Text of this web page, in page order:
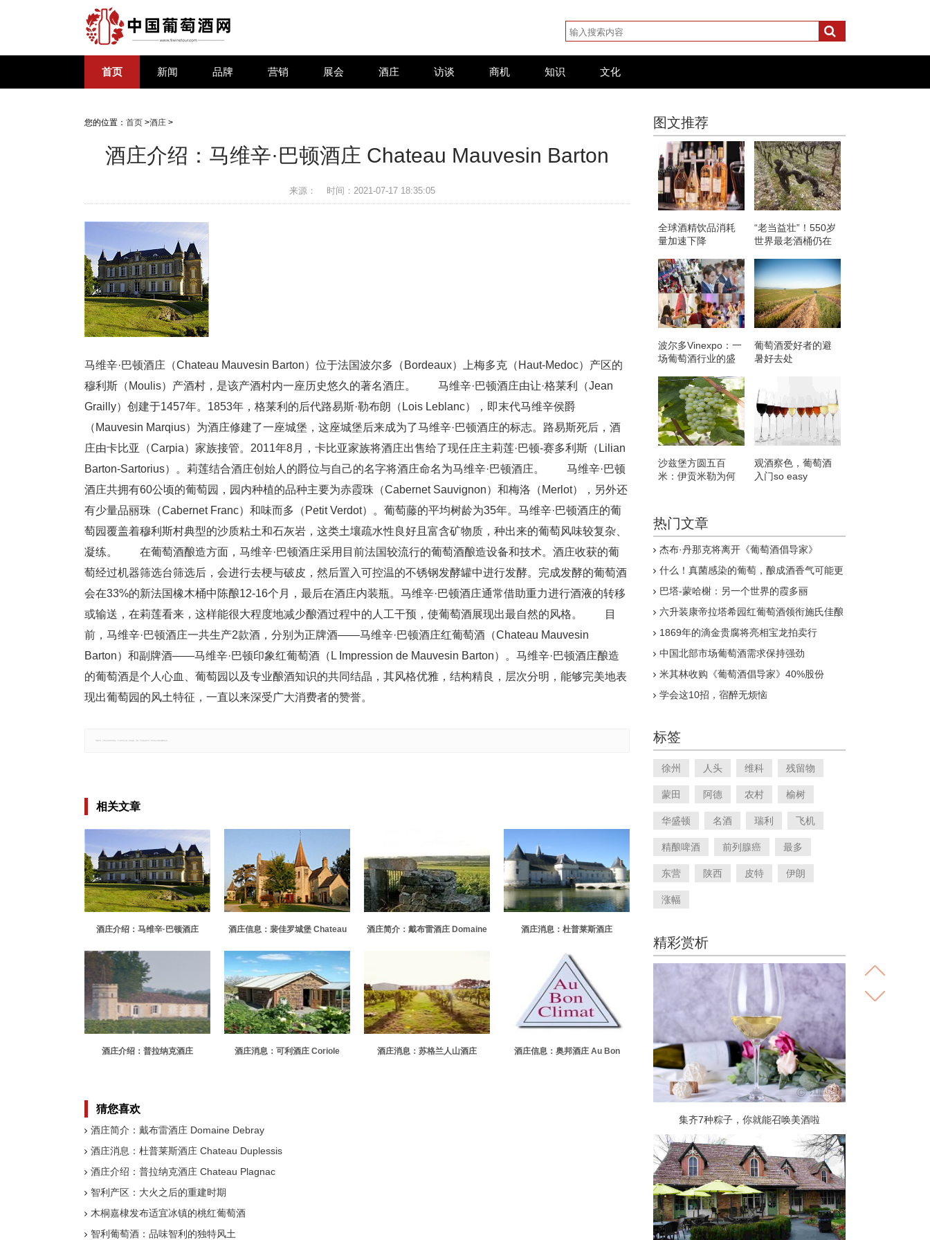
首页 新闻 品牌 营销 展会 酒庄 访谈 商机 知识 文化
您的位置： 首页 >酒庄 >
酒庄介绍：马维辛·巴顿酒庄 Chateau Mauvesin Barton
来源： 时间：2021-07-17 18:35:05
马维辛·巴顿酒庄（Chateau Mauvesin Barton）位于法国波尔多（Bordeaux）上梅多克（Haut-Medoc）产区的
穆利斯（Moulis）产酒村，是该产酒村内一座历史悠久的著名酒庄。 马维辛·巴顿酒庄由让·格莱利（Jean
Grailly）创建于1457年。1853年，格莱利的后代路易斯·勒布朗（Lois Leblanc），即末代马维辛侯爵
（Mauvesin Marqius）为酒庄修建了一座城堡，这座城堡后来成为了马维辛·巴顿酒庄的标志。路易斯死后，酒
庄由卡比亚（Carpia）家族接管。2011年8月，卡比亚家族将酒庄出售给了现任庄主莉莲·巴顿-赛多利斯（Lilian
Barton-Sartorius）。莉莲结合酒庄创始人的爵位与自己的名字将酒庄命名为马维辛·巴顿酒庄。 马维辛·巴顿
酒庄共拥有60公顷的葡萄园，园内种植的品种主要为赤霞珠（Cabernet Sauvignon）和梅洛（Merlot），另外还
有少量品丽珠（Cabernet Franc）和味而多（Petit Verdot）。葡萄藤的平均树龄为35年。马维辛·巴顿酒庄的葡
萄园覆盖着穆利斯村典型的沙质粘土和石灰岩，这类土壤疏水性良好且富含矿物质，种出来的葡萄风味较复杂、
凝练。 在葡萄酒酿造方面，马维辛·巴顿酒庄采用目前法国较流行的葡萄酒酿造设备和技术。酒庄收获的葡
萄经过机器筛选台筛选后，会进行去梗与破皮，然后置入可控温的不锈钢发酵罐中进行发酵。完成发酵的葡萄酒
会在33%的新法国橡木桶中陈酿12-16个月，最后在酒庄内装瓶。马维辛·巴顿酒庄通常借助重力进行酒液的转移
或输送，在莉莲看来，这样能很大程度地减少酿酒过程中的人工干预，使葡萄酒展现出最自然的风格。 目
前，马维辛·巴顿酒庄一共生产2款酒，分别为正牌酒——马维辛·巴顿酒庄红葡萄酒（Chateau Mauvesin
Barton）和副牌酒——马维辛·巴顿印象红葡萄酒（L Impression de Mauvesin Barton）。马维辛·巴顿酒庄酿造
的葡萄酒是个人心血、葡萄园以及专业酿酒知识的共同结晶，其风格优雅，结构精良，层次分明，能够完美地表
现出葡萄园的风土特征，一直以来深受广大消费者的赞誉。
相关文章
酒庄介绍：马维辛·巴顿酒庄
酒庄信息：裴佳罗城堡 Chateau
酒庄简介：戴布雷酒庄 Domaine
酒庄消息：杜普莱斯酒庄
酒庄介绍：普拉纳克酒庄
酒庄消息：可利酒庄 Coriole
酒庄消息：苏格兰人山酒庄
酒庄信息：奥邦酒庄 Au Bon
猜您喜欢
酒庄简介：戴布雷酒庄 Domaine Debray
酒庄消息：杜普莱斯酒庄 Chateau Duplessis
酒庄介绍：普拉纳克酒庄 Chateau Plagnac
智利产区：大火之后的重建时期
木桐嘉棣发布适宜冰镇的桃红葡萄酒
智利葡萄酒：品味智利的独特风土
图文推荐
全球酒精饮品消耗
量加速下降
“老当益壮”！550岁
世界最老酒桶仍在
波尔多Vinexpo：一
场葡萄酒行业的盛
葡萄酒爱好者的避
暑好去处
沙兹堡方圆五百
米：伊贡米勒为何
观酒察色，葡萄酒
入门so easy
热门文章
杰布·丹那克将离开《葡萄酒倡导家》
什么！真菌感染的葡萄，酿成酒香气可能更
巴塔-蒙哈榭：另一个世界的霞多丽
六升装康帝拉塔希园红葡萄酒领衔施氏佳酿
1869年的滴金贵腐将亮相宝龙拍卖行
中国北部市场葡萄酒需求保持强劲
米其林收购《葡萄酒倡导家》40%股份
学会这10招，宿醉无烦恼
标签
徐州 人头 维科 残留物
蒙田 阿德 农村 榆树
华盛顿 名酒 瑞利 飞机
精酿啤酒 前列腺癌 最多
东营 陕西 皮特 伊朗
涨幅
精彩赏析
集齐7种粽子，你就能召唤美酒啦